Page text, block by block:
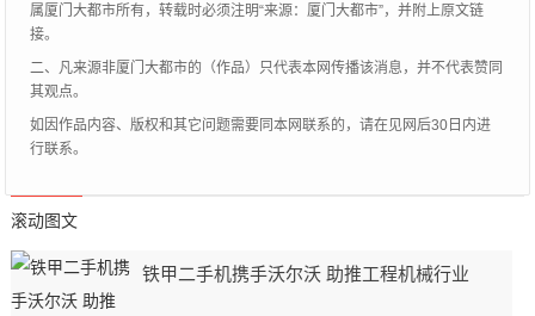
属厦门大都市所有，转载时必须注明“来源：厦门大都市”，并附上原文链
接。
二、凡来源非厦门大都市的（作品）只代表本网传播该消息，并不代表赞同
其观点。
如因作品内容、版权和其它问题需要同本网联系的，请在见网后30日内进
行联系。
滚动图文
铁甲二手机携手沃尔沃 助推工程机械行业